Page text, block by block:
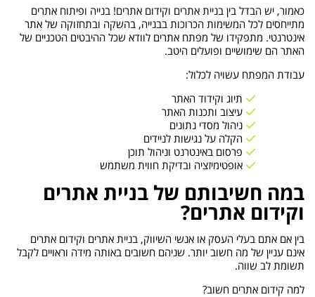
כאמור, יש הבדל בין בניית אתרים וקידום אתרים! בנייה ופיתוח אתרים
מתייחסים לכל המשימות הכרוכות בבנייה, בהשקה ובתחזוקה של אתר
אינטרנטי. מתפקידו של מפתח אתרים לוודא שכל ההיבטים הטכניים של
האתר הם שימושיים ופועלים היטב.
עבודת המפתח עשויה לכלול:
תיוג וקידוד האתר
עיצוב ותכנות האתר
ניהול מסדי נתונים
הקלה על נגישות לניידים
פרסום באינטרנט וניהול תוכן
אופטימיזציה ובדיקת חווית משתמש
במה חשיבותם של בניית אתרים
וקידום אתרים?
בין אם אתם בעלי העסק או אנשי השיווק, בניית אתרים וקידום אתרים
אינם עניין של מה חשוב יותר. שניהם חשובים באותה מידה וראויים לקבל
תשומת לב שווה.
למה קידום אתרים חשוב?